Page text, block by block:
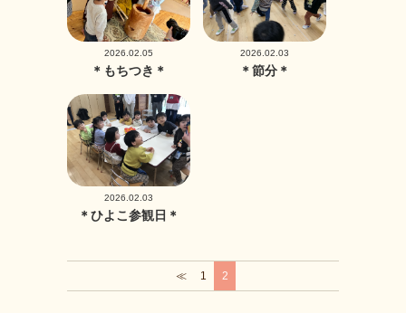
2026.02.05
＊もちつき＊
2026.02.03
＊節分＊
2026.02.03
＊ひよこ参観日＊
≪ 1 2